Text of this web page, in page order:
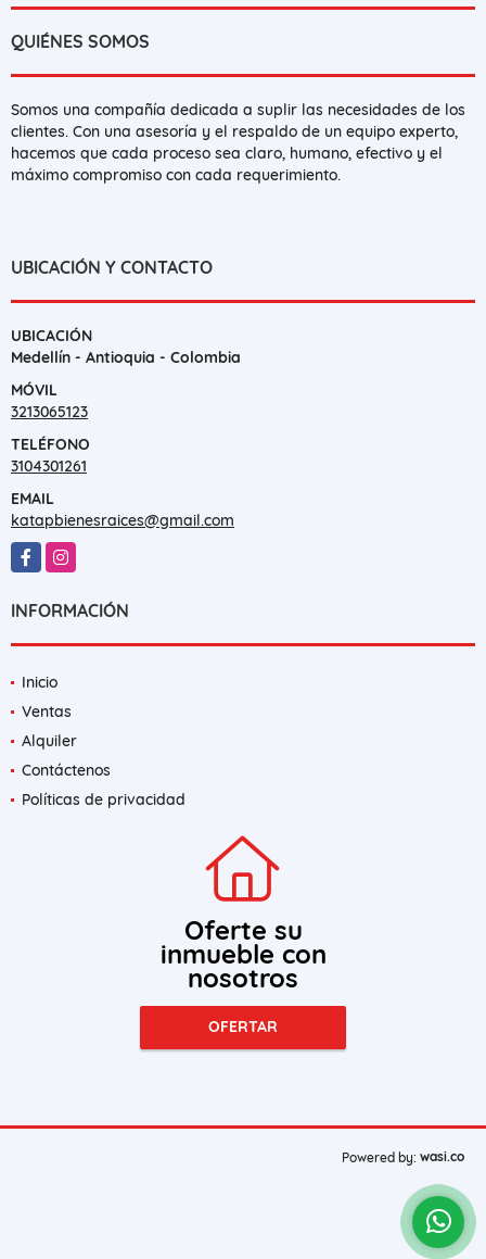
QUIÉNES SOMOS
Somos una compañía dedicada a suplir las necesidades de los
clientes. Con una asesoría y el respaldo de un equipo experto,
hacemos que cada proceso sea claro, humano, efectivo y el
máximo compromiso con cada requerimiento.
UBICACIÓN Y CONTACTO
UBICACIÓN
Medellín - Antioquia - Colombia
MÓVIL
3213065123
TELÉFONO
3104301261
EMAIL
katapbienesraices@gmail.com
FacebookInstagram
INFORMACIÓN
Inicio
Ventas
Alquiler
Contáctenos
Políticas de privacidad
Oferte su
inmueble con
nosotros
OFERTAR
Powered by: wasi.co